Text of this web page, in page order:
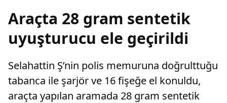
Araçta 28 gram sentetik
uyuşturucu ele geçirildi
Selahattin Ş’nin polis memuruna doğrulttuğu
tabanca ile şarjör ve 16 fişeğe el konuldu,
araçta yapılan aramada 28 gram sentetik